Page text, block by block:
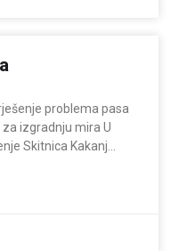
problema pasa
izgradnju mira U
Skitnica Kakanj
tako i pasa lutalica.